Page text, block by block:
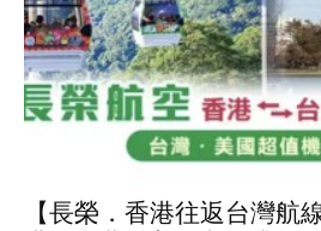
【長榮．香港往返台灣航